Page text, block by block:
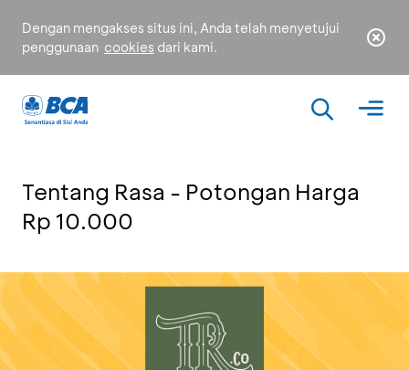
Dengan mengakses situs ini, Anda telah menyetujui
penggunaan cookies dari kami.
Tentang Rasa - Potongan Harga
Rp 10.000